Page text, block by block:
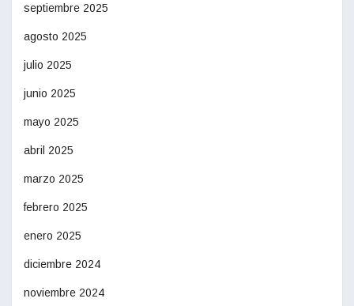
septiembre 2025
agosto 2025
julio 2025
junio 2025
mayo 2025
abril 2025
marzo 2025
febrero 2025
enero 2025
diciembre 2024
noviembre 2024